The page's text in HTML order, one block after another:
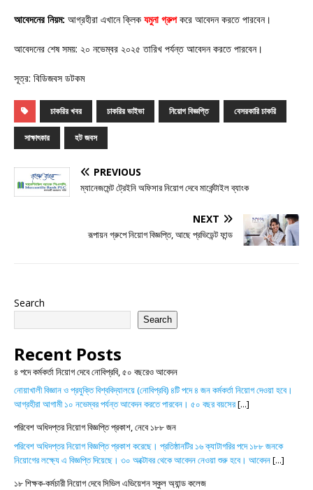
আবেদনের নিয়ম: আগ্রহীরা এখানে ক্লিক যমুনা গ্রুপকরে আবেদন করতে পারবেন।
আবেদনের শেষ সময়: ২০ নভেম্বর ২০২৫ তারিখ পর্যন্ত আবেদন করতে পারবেন।
সূত্র: বিডিজবস ডটকম
চাকরির খবর চাকরির ভাইভা নিয়োগ বিজ্ঞপ্তি বেসরকারি চাকরি
সাক্ষাৎকার হট জবস
PREVIOUS
ম্যানেজমেন্ট ট্রেইনি অফিসার নিয়োগ দেবে মার্কেন্টাইল ব্যাংক
NEXT
রূপায়ন গ্রুপে নিয়োগ বিজ্ঞপ্তি, আছে প্রভিডেন্ট ফান্ড
Search
Search
Recent Posts
৪ পদে কর্মকর্তা নিয়োগ দেবে নোবিপ্রবি, ৫০ বছরেও আবেদন
নোয়াখালী বিজ্ঞান ও প্রযুক্তি বিশ্ববিদ্যালয়ে (নোবিপ্রবি) ৪টি পদে ৪ জন কর্মকর্তা নিয়োগ দেওয়া হবে।
আগ্রহীরা আগামী ১০ নভেম্বর পর্যন্ত আবেদন করতে পারবেন। ৫০ বছর বয়সের[...]
পরিবেশ অধিদপ্তর নিয়োগ বিজ্ঞপ্তি প্রকাশ, নেবে ১৮৮ জন
পরিবেশ অধিদপ্তর নিয়োগ বিজ্ঞপ্তি প্রকাশ করেছে। প্রতিষ্ঠানটির ১৬ ক্যাটাগরির পদে ১৮৮ জনকে
নিয়োগের লক্ষ্যে এ বিজ্ঞপ্তি দিয়েছে। ৩০ অক্টোবর থেকে আবেদন নেওয়া শুরু হবে। আবেদন[...]
১৮ শিক্ষক-কর্মচারী নিয়োগ দেবে সিভিল এভিয়েশন স্কুল অ্যান্ড কলেজ